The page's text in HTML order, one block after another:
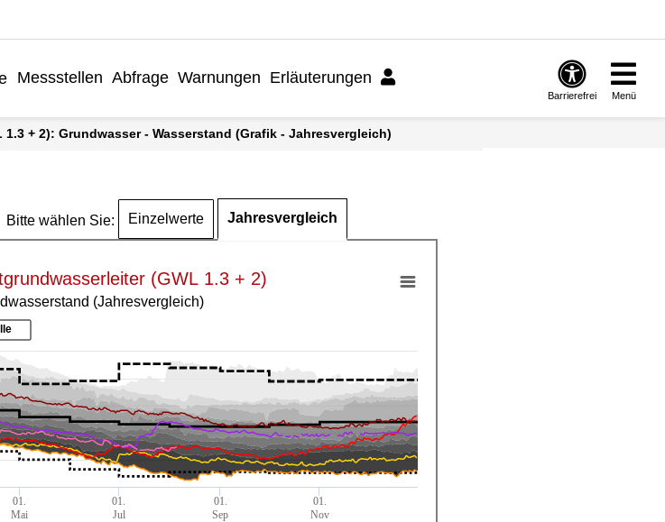
Messstellen Abfrage Warnungen Erläuterungen
Barrierefrei Menü
1.3 + 2): Grundwasser - Wasserstand (Grafik - Jahresvergleich)
Bitte wählen Sie: Einzelwerte Jahresvergleich
(GWL 1.3 + 2)
(Jahresvergleich)
01.
Mai
01.
Jul
01.
Sep
01.
Nov